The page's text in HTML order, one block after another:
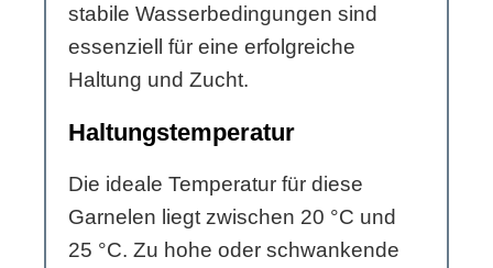
stabile Wasserbedingungen sind
essenziell für eine erfolgreiche
Haltung und Zucht.
Haltungstemperatur
Die ideale Temperatur für diese
Garnelen liegt zwischen 20 °C und
25 °C. Zu hohe oder schwankende